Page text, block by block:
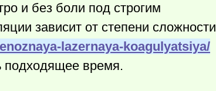
и без боли под строгим
зависит от степени сложности
lazernaya-koagulyatsiya/
подходящее время.